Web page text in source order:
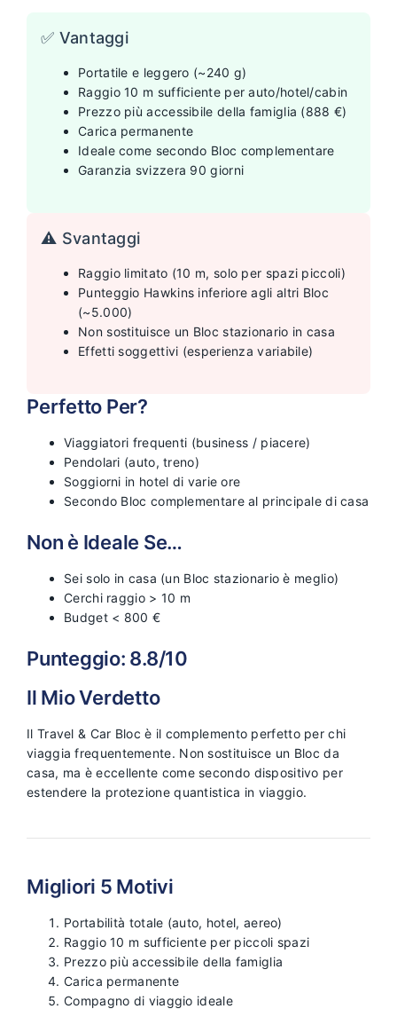
✅ Vantaggi
Portatile e leggero (~240 g)
Raggio 10 m sufficiente per auto/hotel/cabin
Prezzo più accessibile della famiglia (888 €)
Carica permanente
Ideale come secondo Bloc complementare
Garanzia svizzera 90 giorni
⚠️ Svantaggi
Raggio limitato (10 m, solo per spazi piccoli)
Punteggio Hawkins inferiore agli altri Bloc
(~5.000)
Non sostituisce un Bloc stazionario in casa
Effetti soggettivi (esperienza variabile)
Perfetto Per?
Viaggiatori frequenti (business / piacere)
Pendolari (auto, treno)
Soggiorni in hotel di varie ore
Secondo Bloc complementare al principale di casa
Non è Ideale Se…
Sei solo in casa (un Bloc stazionario è meglio)
Cerchi raggio > 10 m
Budget < 800 €
Punteggio: 8.8/10
Il Mio Verdetto
Il Travel & Car Bloc è il complemento perfetto per chi
viaggia frequentemente. Non sostituisce un Bloc da
casa, ma è eccellente come secondo dispositivo per
estendere la protezione quantistica in viaggio.
Migliori 5 Motivi
Portabilità totale (auto, hotel, aereo)
Raggio 10 m sufficiente per piccoli spazi
Prezzo più accessibile della famiglia
Carica permanente
Compagno di viaggio ideale